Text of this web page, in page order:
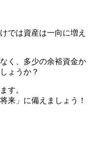
では資産は一向に増え
く、 多少の余裕資金か
ょうか？
す。
将来」 に備えましょう！